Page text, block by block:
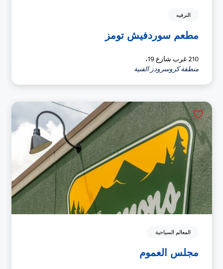
الترفيه
مطعم سوردفيش تومز
210 غرب شارع 19،
منطقة كروسرودز الفنية
المعالم السياحية
مجلس العموم